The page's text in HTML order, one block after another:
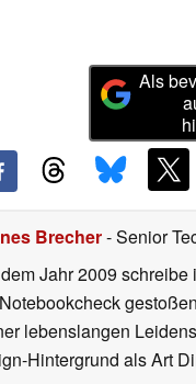
Als
Brecher- Senior
Jahr 2009
lebenslangen
Hintergrund als Art